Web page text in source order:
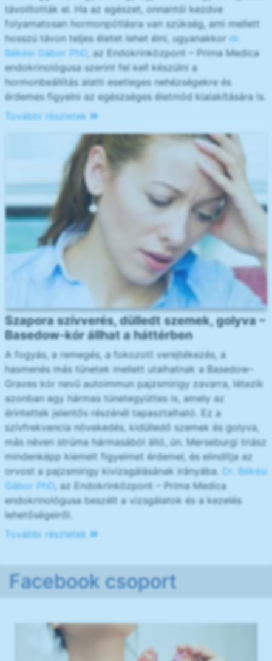
távolították el. Ha az egészet, onnantól kezdve
folyamatosan hormonpótlásra van szükség, ami mellett
hosszú távon teljes életet lehet élni, ugyanakkor dr.
Békési Gábor PhD
, az Endokrinközpont – Prima Medica
endokrinológusa szerint fel kell készülni a
hormonbeállítás alatti esetleges nehézségekre és
érdemes figyelni az egészséges életmód kialakítására is.
További részletek
Szapora szívverés, dülledt szemek, golyva –
Basedow-kór állhat a háttérben
A fogyás, a remegés, a fokozott verejtékezés, a
hasmenés más tünetek mellett utalhatnak a Basedow-
Graves kór nevű autoimmun pajzsmirigy zavarra, létezik
azonban egy hármas tünetegyüttes is, amely az
érintettek jelentős részénél tapasztalható. Ez a
szívfrekvencia növekedés, kidülledő szemek és golyva,
más néven strúma hármasából álló, ún. Merseburgi triász
mindenképp kiemelt figyelmet érdemel, és elindítja az
orvost a pajzsmirigy kivizsgálásának irányába. Dr. Békési
Gábor PhD, az Endokrinközpont – Prima Medica
endokrinológusa beszélt a vizsgálatok és a kezelés
lehetőségeiről.
További részletek
Facebook csoport